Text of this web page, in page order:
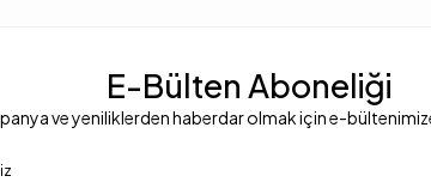
E-Bülten Aboneliği
ve yeniliklerden haberdar olmak için e-